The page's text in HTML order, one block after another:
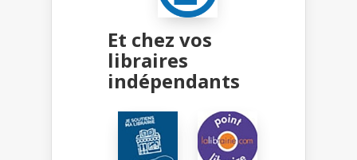
Et chez vos
libraires
indépendants